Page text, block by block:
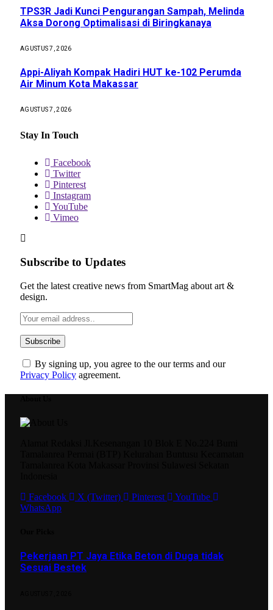
TPS3R Jadi Kunci Pengurangan Sampah, Melinda
Aksa Dorong Optimalisasi di Biringkanaya
AGUSTUS 7, 2026
Appi-Aliyah Kompak Hadiri HUT ke-102 Perumda
Air Minum Kota Makassar
AGUSTUS 7, 2026
Stay In Touch
Facebook
Twitter
Pinterest
Instagram
YouTube
Vimeo
Subscribe to Updates
Get the latest creative news from SmartMag about art &
design.
By signing up, you agree to the our terms and our
Privacy Policy agreement.
Facebook
X (Twitter) Pinterest
YouTube
WhatsApp
Pekerjaan PT Jaya Etika Beton di Duga tidak
Sesuai Bestek